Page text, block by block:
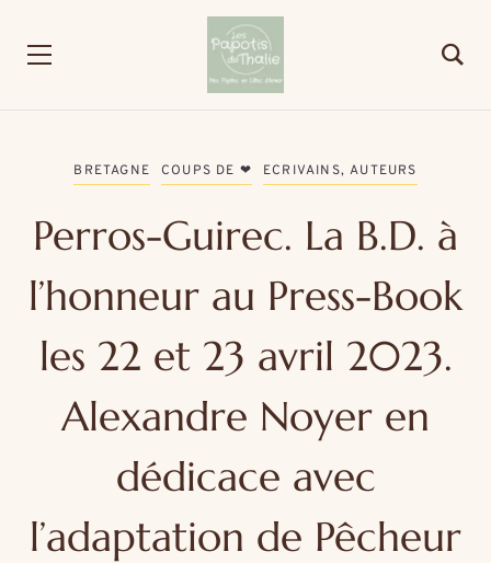
BRETAGNE COUPS DE ❤ ECRIVAINS, AUTEURS
Perros-Guirec. La B.D. à
l’honneur au Press-Book
les 22 et 23 avril 2023.
Alexandre Noyer en
dédicace avec
l’adaptation de Pêcheur